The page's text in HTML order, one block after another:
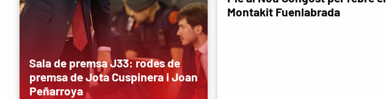
Sala de premsa J33: rodes de
premsa de Jota Cuspinera i Joan
Peñarroya
Montakit Fuenlabrada